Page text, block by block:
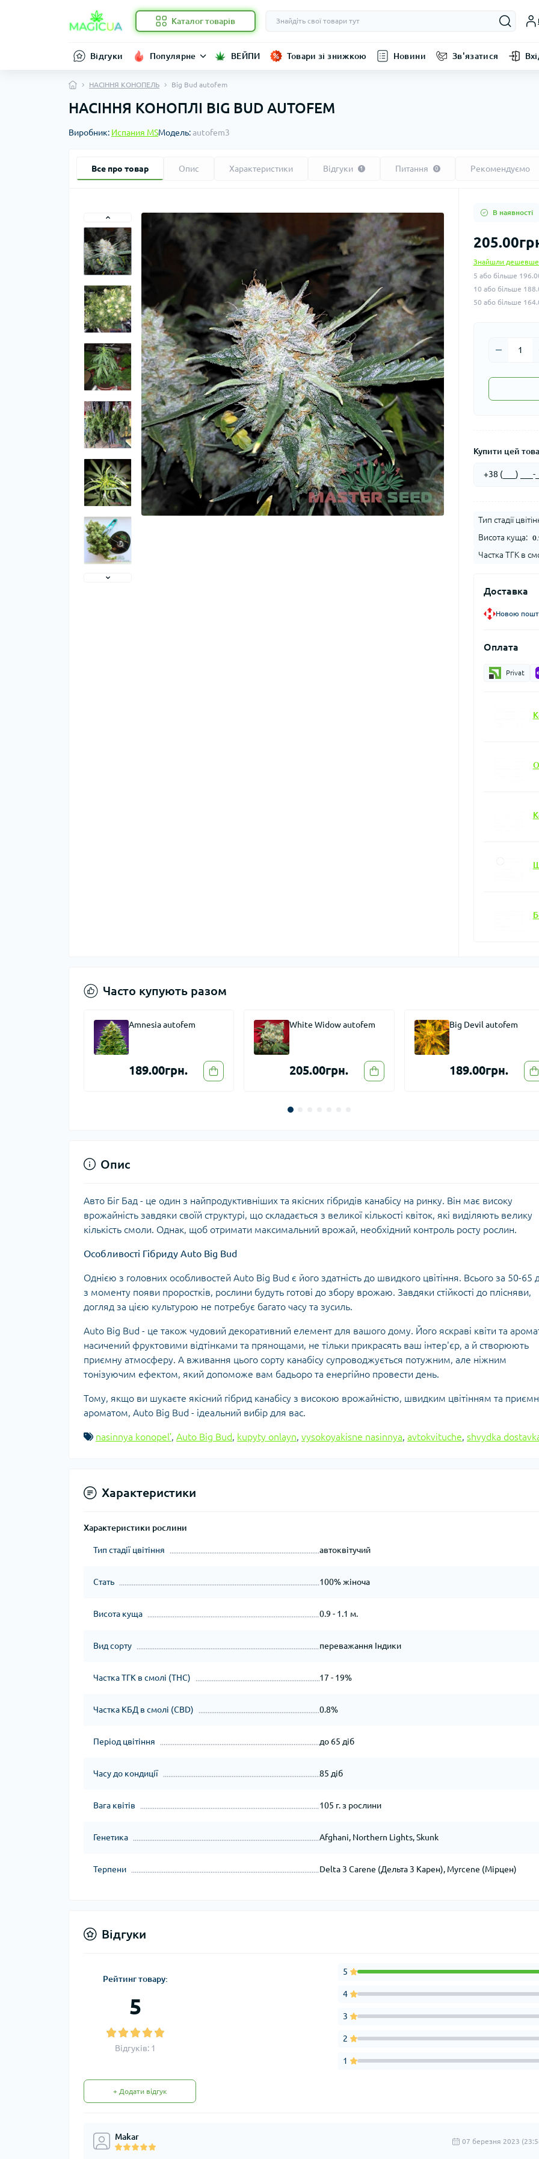
Каталог товарів
Відгуки Популярне ВЕЙПИ Товари зі знижкою Новини Зв'язатися
НАСІННЯ КОНОПЕЛЬ Big Bud autofem
НАСІННЯ КОНОПЛІ BIG BUD AUTOFEM
Виробник: Испания MSМодель:autofem3
Все про товар Опис Характеристики Відгуки 1 Питання 0 Рекомендуємо
В наявності
Знайшли
5 або більше
10 або більше
50 або більше
Купити цей
Тип стадії
Висота куща:
Частка ТГК в
Доставка
Новою
Оплата
Privat
Часто купують разом
White Widow autofem
205.00грн.
Big Devil autofem
189.00грн.
Afghan Kush autofem
240.00грн.
Опис
Авто Біг Бад - це один з найпродуктивніших та якісних гібридів канабісу на ринку. Він має високу
врожайність завдяки своїй структурі, що складається з великої кількості квіток, які виділяють велику
кількість смоли. Однак, щоб отримати максимальний врожай, необхідний контроль росту рослин.
Особливості Гібриду Auto Big Bud
Однією з головних особливостей Auto Big Bud є його здатність до швидкого цвітіння. Всього за 50-65
з моменту появи проростків, рослини будуть готові до збору врожаю. Завдяки стійкості до плісняви,
догляд за цією культурою не потребує багато часу та зусиль.
Auto Big Bud - це також чудовий декоративний елемент для вашого дому. Його яскраві квіти та
насичений фруктовими відтінками та прянощами, не тільки прикрасять ваш інтер'єр, а й створюють
приємну атмосферу. А вживання цього сорту канабісу супроводжується потужним, але ніжним
тонізуючим ефектом, який допоможе вам бадьоро та енергійно провести день.
Тому, якщо ви шукаєте якісний гібрид канабісу з високою врожайністю, швидким цвітінням та
ароматом, Auto Big Bud - ідеальний вибір для вас.
nasinnya konopelʹ, Auto Big Bud, kupyty onlayn, vysokoyakisne nasinnya, avtokvituche, shvydka
Характеристики
Характеристики рослини
Тип стадії цвітіння автоквітучий
Стать 100% жіноча
Висота куща 0.9 - 1.1 м.
Вид сорту переважання Індики
Частка ТГК в смолі (THC) 17 - 19%
Частка КБД в смолі (CBD) 0.8%
Період цвітіння до 65 діб
Часу до кондиції 85 діб
Вага квітів 105 г. з рослини
Генетика Afghani, Northern Lights, Skunk
Терпени Delta 3 Carene (Дельта 3 Карен), Myrcene (Мірцен)
Відгуки
Рейтинг товару:
5
Відгуків: 1
5
4
3
2
1
+ Додати відгук
Makar 07 березня 2023